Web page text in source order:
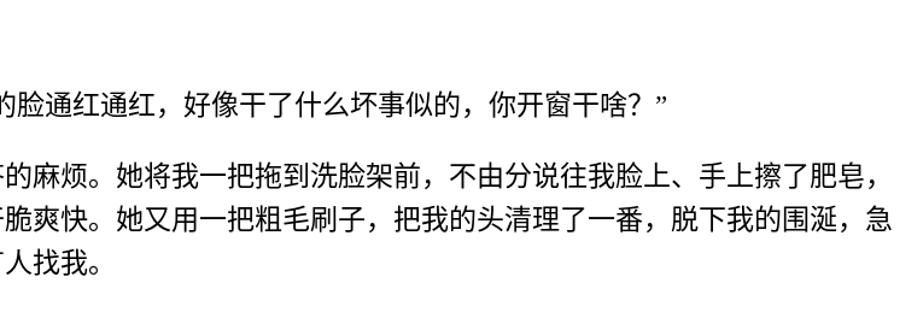
通红通红，好像干了什么坏事似的，你开窗干啥？”
麻烦。她将我一把拖到洗脸架前，不由分说往我脸上、手上擦了肥皂，
爽快。她又用一把粗毛刷子，把我的头清理了一番，脱下我的围涎，急
找我。